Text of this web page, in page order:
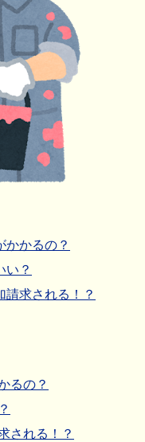
かかるの？
い？
請求される！？
るの？
される！？